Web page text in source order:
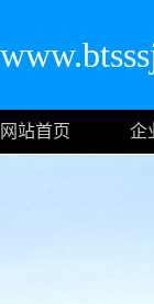
网站首页 企